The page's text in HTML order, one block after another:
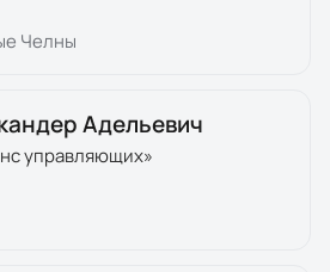
Челны
Адельевич
управляющих»